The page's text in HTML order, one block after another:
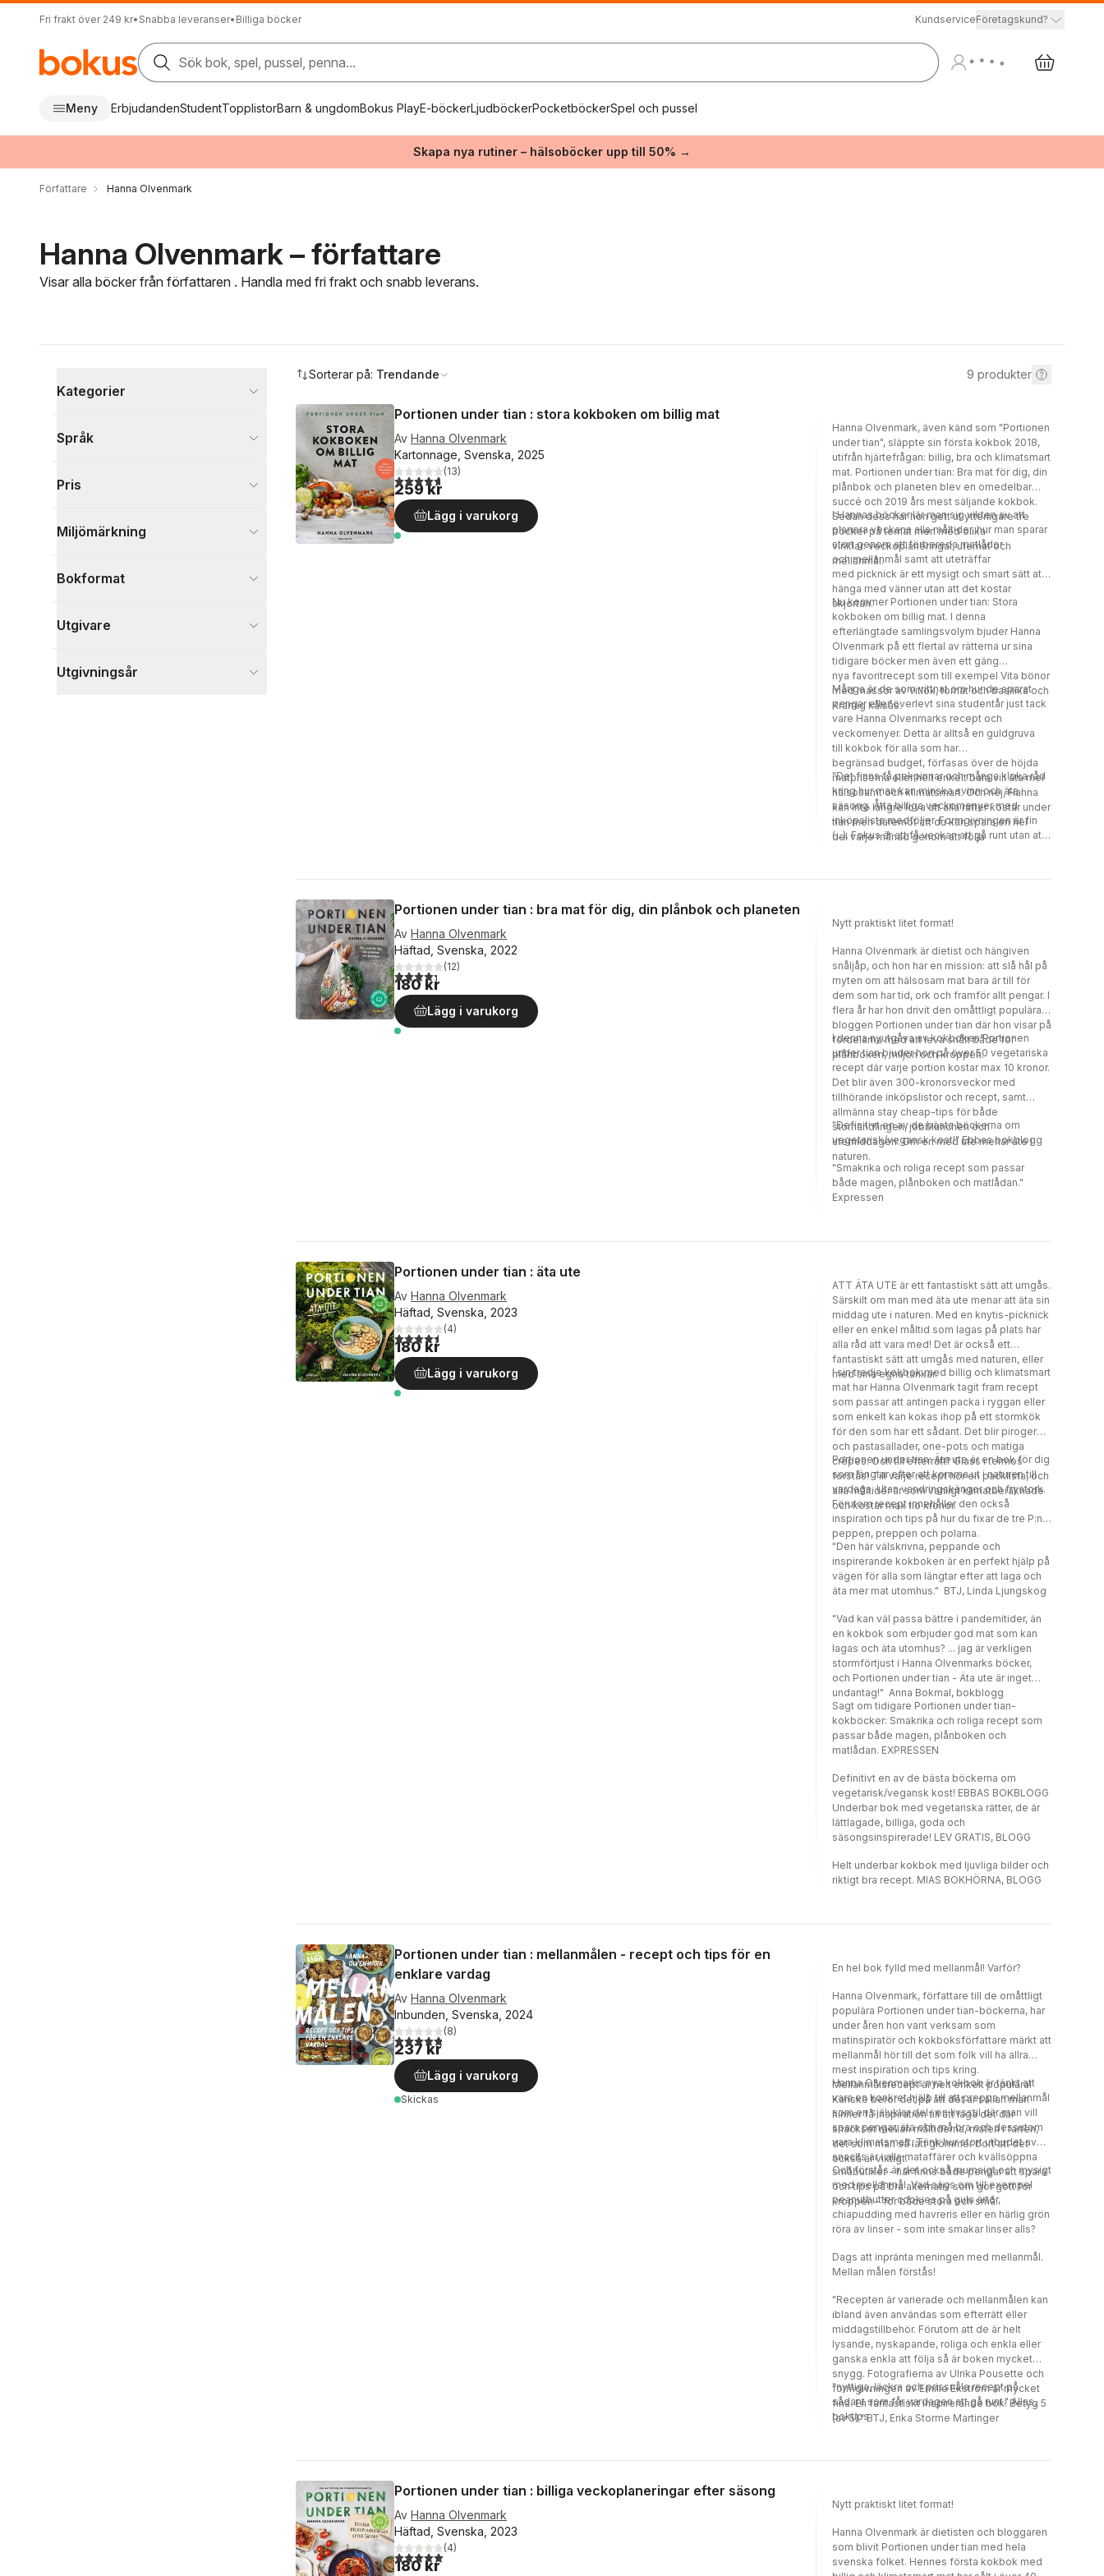
Fri frakt över 249 kr• Snabba leveranser• Billiga böcker KundserviceFöretagskund?
Sök bok, spel, pussel, penna...
Meny ErbjudandenStudentTopplistorBarn & ungdomBokus PlayE-böckerLjudböckerPocketböckerSpel och pussel
Skapa nya rutiner – hälsoböcker upp till 50% →
Författare Hanna Olvenmark
Hanna Olvenmark – författare
Visar alla böcker från författaren . Handla med fri frakt och snabb leverans.
Kategorier
Visa fler
Språk
Pris
Miljömärkning
Bokformat
Utgivare
Utgivningsår
Sorterar på: Trendande 9 produkter
Portionen under tian : stora kokboken om billig mat
Av Hanna Olvenmark
Kartonnage, Svenska, 2025
4,7utav 5 stjärnor. Totalt antal röster:
(13)
259 kr
Lägg i varukorg
Hanna Olvenmark, även känd som "Portionen
under tian", släppte sin första kokbok 2018,
utifrån hjärtefrågan: billig, bra och klimatsmart
mat. Portionen under tian: Bra mat för dig, din
plånbok och planeten blev en omedelbar
succé och 2019 års mest säljande kokbok.
Sedan dess har hon gett ut ytterligare tre
böcker på temat men med olika
vinklar: veckoplaneringar, utemat och
mellanmål.
I Hannas böcker lär man sig vikten av att
planera veckans alla måltider, hur man sparar
stort genom att förbereda matlådor
och mellanmål samt att uteträffar
med picknick är ett mysigt och smart sätt att
hänga med vänner utan att det kostar
skjortan.
Nu kommer Portionen under tian: Stora
kokboken om billig mat. I denna
efterlängtade samlingsvolym bjuder Hanna
Olvenmark på ett flertal av rätterna ur sina
tidigare böcker men även ett gäng
nya favoritrecept som till exempel Vita bönor
med massor av vitlök, tomat och basilika och
Krämig kålsås.
Många är de som vittnat om hur de sparat
pengar eller överlevt sina studentår just tack
vare Hanna Olvenmarks recept och
veckomenyer. Detta är alltså en guldgruva
till kokbok för alla som har
begränsad budget, förfasas över de höjda
matpriserna eller helt enkelt bara vill äta mer
hälsosamt och klimatsmart. Och nej, Hanna
kan inte längre lova att alla rätter kostar under
tian men däremot att du kan spara en hel
del varje månad genom att följa
goda!
"Det finns få pekpinnar och många kloka råd
kring hur man kan minska svinn och äta i
säsong. Åtta billiga veckomenyer med
inköpslista medföljer. Formgivningen är fin
(...). Fokus är att få veckan att gå runt utan att
matpriser, helt rätt i tiden." BTJ, Lovisa Hedin
Portionen under tian : bra mat för dig, din plånbok och planeten
Av Hanna Olvenmark
Häftad, Svenska, 2022
4,3utav 5 stjärnor. Totalt antal röster:
(12)
180 kr
Lägg i varukorg
Nytt praktiskt litet format!
Hanna Olvenmark är dietist och hängiven
snåljåp, och hon har en mission: att slå hål på
myten om att hälsosam mat bara är till för
dem som har tid, ork och framför allt pengar. I
flera år har hon drivit den omåttligt populära
bloggen Portionen under tian där hon visar på
fördelarna med att leva snålt både för
plånboken, miljön och kroppen.
I denna nyutgåva av kokboken Portionen
under tian bjuder hon på över 50 vegetariska
recept där varje portion kostar max 10 kronor.
Det blir även 300-kronorsveckor med
tillhörande inköpslistor och recept, samt
allmänna stay cheap-tips för både
storhandlingen, jobblunchen och
utemiddagen. Om en med ute menar ute i
naturen.
"Definitivt en av de bästa böckerna om
vegetarisk/vegansk kost!" Ebbas bokblogg
"Smakrika och roliga recept som passar
både magen, plånboken och matlådan."
Expressen
Portionen under tian : äta ute
Av Hanna Olvenmark
Häftad, Svenska, 2023
4,5utav 5 stjärnor. Totalt antal röster:
(4)
180 kr
Lägg i varukorg
ATT ÄTA UTE är ett fantastiskt sätt att umgås.
Särskilt om man med äta ute menar att äta sin
middag ute i naturen. Med en knytis-picknick
eller en enkel måltid som lagas på plats har
alla råd att vara med! Det är också ett
fantastiskt sätt att umgås med naturen, eller
med sina egna tankar.
I sin tredje kokbok med billig och klimatsmart
mat har Hanna Olvenmark tagit fram recept
som passar att antingen packa i ryggan eller
som enkelt kan kokas ihop på ett stormkök
för den som har ett sådant. Det blir piroger
och pastasallader, one-pots och matiga
crêpes. Och till efterrätt? Glass i termos
förstås! Till varje recept hör en packlista, och
alla måltider är som vanligt klimatberäknade
och kostar max tio kronor.
Portionen under tian: Äta ute är en bok för dig
som längtar efter att komma ut i naturen till
vardags. Utan vandringskängor och frystork.
Förutom recept innehåller den också
inspiration och tips på hur du fixar de tre P:na
peppen, preppen och polarna.
"Den här välskrivna, peppande och
inspirerande kokboken är en perfekt hjälp på
vägen för alla som längtar efter att laga och
äta mer mat utomhus." BTJ, Linda Ljungskog
"Vad kan väl passa bättre i pandemitider, än
en kokbok som erbjuder god mat som kan
lagas och äta utomhus? ... jag är verkligen
stormförtjust i Hanna Olvenmarks böcker,
och Portionen under tian - Äta ute är inget
undantag!" Anna Bokmal, bokblogg
Sagt om tidigare Portionen under tian-
kokböcker: Smakrika och roliga recept som
passar både magen, plånboken och
matlådan. EXPRESSEN
Definitivt en av de bästa böckerna om
vegetarisk/vegansk kost! EBBAS BOKBLOGG
Underbar bok med vegetariska rätter, de är
lättlagade, billiga, goda och
säsongsinspirerade! LEV GRATIS, BLOGG
Helt underbar kokbok med ljuvliga bilder och
riktigt bra recept. MIAS BOKHÖRNA, BLOGG
Portionen under tian : mellanmålen - recept och tips för en
enklare vardag
Av Hanna Olvenmark
Inbunden, Svenska, 2024
4,8utav 5 stjärnor. Totalt antal röster:
(8)
237 kr
Lägg i varukorg
Skickas
En hel bok fylld med mellanmål! Varför?
Hanna Olvenmark, författare till de omåttligt
populära Portionen under tian-böckerna, har
under åren hon varit verksam som
matinspiratör och kokboksförfattare märkt att
mellanmål hör till det som folk vill ha allra
mest inspiration och tips kring.
Mellanmålsrecept är helt enkelt populära!
Kanske beror det på att det är sällan man
hinner få inspiration till att laga det där
snackset mellan måltiderna, maten i farten,
det som man så lätt glömmer bort att det
också är viktigt.
Hanna Olvenmarks nya kokbok är tänkt att
vara en konkret hjälp till att preppa mellanmål
som en självklar del i en livsstil där man vill
spara pengar, äta och må bra och dessutom
vara klimatsmart. Tänk hur stort utbudet av
snacks är i alla mataffärer och kvällsöppna
småbutiker - här finns både pengar att spara
och tips på bra alternativ som gör gott för
kroppen - för både stora och små.
Och förstås är det också mumsigt och mysigt
med mellanmål. Vad sägs om till exempel
peanutbutter cookies på gula ärtor,
chiapudding med havreris eller en härlig grön
röra av linser - som inte smakar linser alls?
Dags att inpränta meningen med mellanmål.
Mellan målen förstås!
"Recepten är varierade och mellanmålen kan
ibland även användas som efterrätt eller
middagstillbehör. Förutom att de är helt
lysande, nyskapande, roliga och enkla eller
ganska enkla att följa så är boken mycket
snygg. Fotografierna av Ulrika Pousette och
formgivningen av Emilie Ekström är mycket
fina. En fantastiskt inspirerande bok! Betyg 5
(av 5)." BTJ, Erika Storme Martinger
"nyttiga, läckra och prissnåla recept på
sådant som får vardagen att gå runt." Allas,
boktips
Portionen under tian : billiga veckoplaneringar efter säsong
Av Hanna Olvenmark
Häftad, Svenska, 2023
5,0utav 5 stjärnor. Totalt antal röster:
(4)
180 kr
Nytt praktiskt litet format!
Hanna Olvenmark är dietisten och bloggaren
som blivit Portionen under tian med hela
svenska folket. Hennes första kokbok med